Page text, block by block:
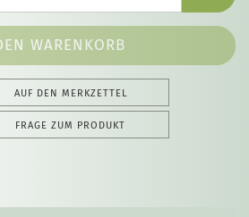
AUF DEN MERKZETTEL
FRAGE ZUM PRODUKT